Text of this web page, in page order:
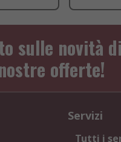
sulle novità di
offerte!
Servizi
Tutti i